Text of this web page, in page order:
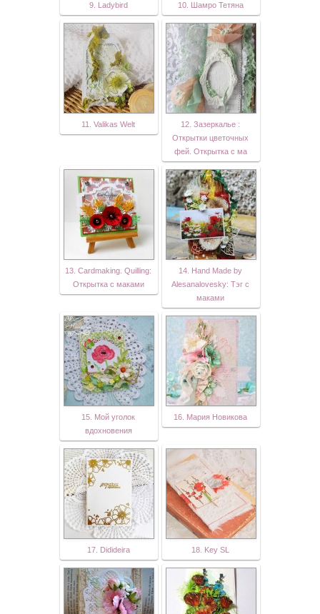
9. Ladybird 10. Шамро Тетяна
11. Valikas Welt
12. Зазеркалье :
Открытки цветочных
фей. Открытка с ма
13. Cardmaking. Quilling:
Открытка с маками
14. Hand Made by
Alesanalovesky: Тэг с
маками
15. Мой уголок
вдохновения
16. Мария Новикова
17. Didideira 18. Key SL